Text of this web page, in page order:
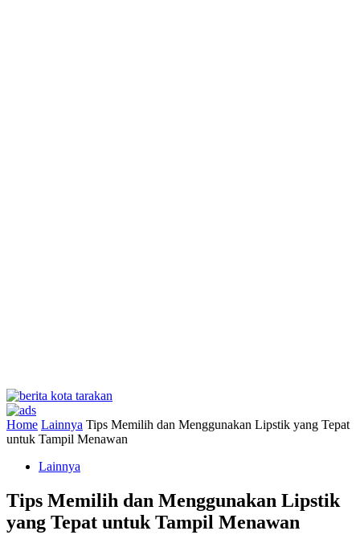
Home Lainnya Tips Memilih dan Menggunakan Lipstik yang Tepat
untuk Tampil Menawan
Lainnya
Tips Memilih dan Menggunakan Lipstik
yang Tepat untuk Tampil Menawan